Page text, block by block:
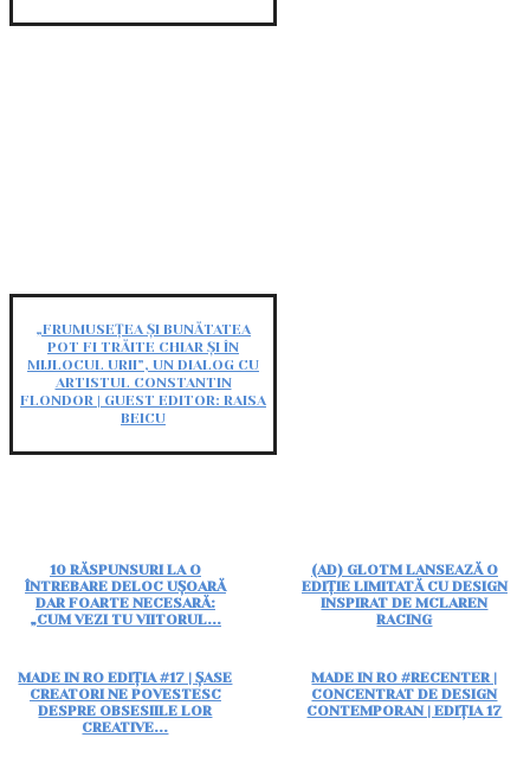
„FRUMUSEȚEA ȘI BUNĂTATEA
POT FI TRĂITE CHIAR ȘI ÎN
MIJLOCUL URII”, UN DIALOG CU
ARTISTUL CONSTANTIN
FLONDOR | GUEST EDITOR: RAISA
BEICU
10 RĂSPUNSURI LA O
ÎNTREBARE DELOC UȘOARĂ
DAR FOARTE NECESARĂ:
„CUM VEZI TU VIITORUL...
(AD) GLOTM LANSEAZĂ O
EDIȚIE LIMITATĂ CU DESIGN
INSPIRAT DE MCLAREN
RACING
MADE IN RO EDIȚIA #17 | ȘASE
CREATORI NE POVESTESC
DESPRE OBSESIILE LOR
CREATIVE...
MADE IN RO #RECENTER |
CONCENTRAT DE DESIGN
CONTEMPORAN | EDIȚIA 17